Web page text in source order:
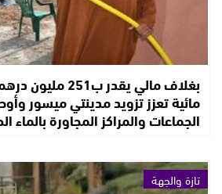
بغلاف مالي يقدر
مائية تعزز تزويد مدينتي ميسور
الجماعات والمراكز المجاورة بالماء
تازة والجهة